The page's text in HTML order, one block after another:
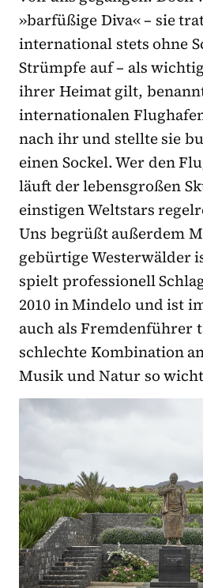
»barfüßige Diva« – sie
international stets ohne
Strümpfe auf – als
ihrer Heimat gilt,
internationalen
nach ihr und stellte sie
einen Sockel. Wer den
läuft der lebensgroßen
einstigen Weltstars
Uns begrüßt außerdem
gebürtige Westerwälder
spielt professionell
2010 in Mindelo und ist
auch als Fremdenführer
schlechte Kombination
Musik und Natur so